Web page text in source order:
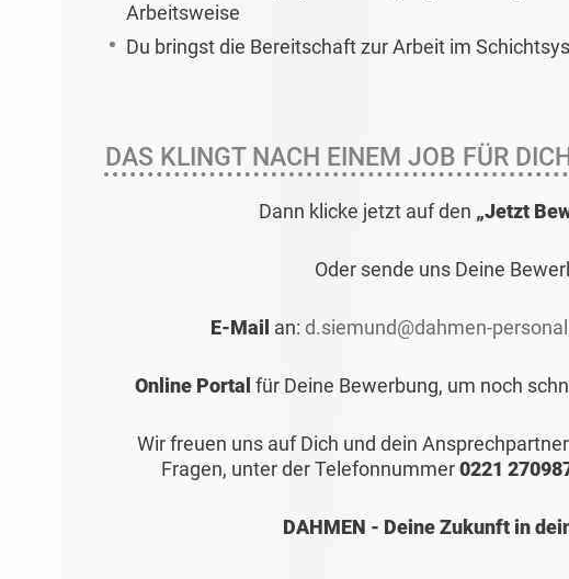
Arbeitsweise
Du bringst die Bereitschaft zur Arbeit im
DAS KLINGT NACH EINEM JOB FÜR
Dann klicke jetzt auf den „Jetzt
Oder sende uns Deine
E-Mail an: d.siemund@dahmen-
Online Portal für Deine Bewerbung, um noch
Wir freuen uns auf Dich und dein Ansprechpartner
Fragen, unter der Telefonnummer0221
DAHMEN - Deine Zukunft in